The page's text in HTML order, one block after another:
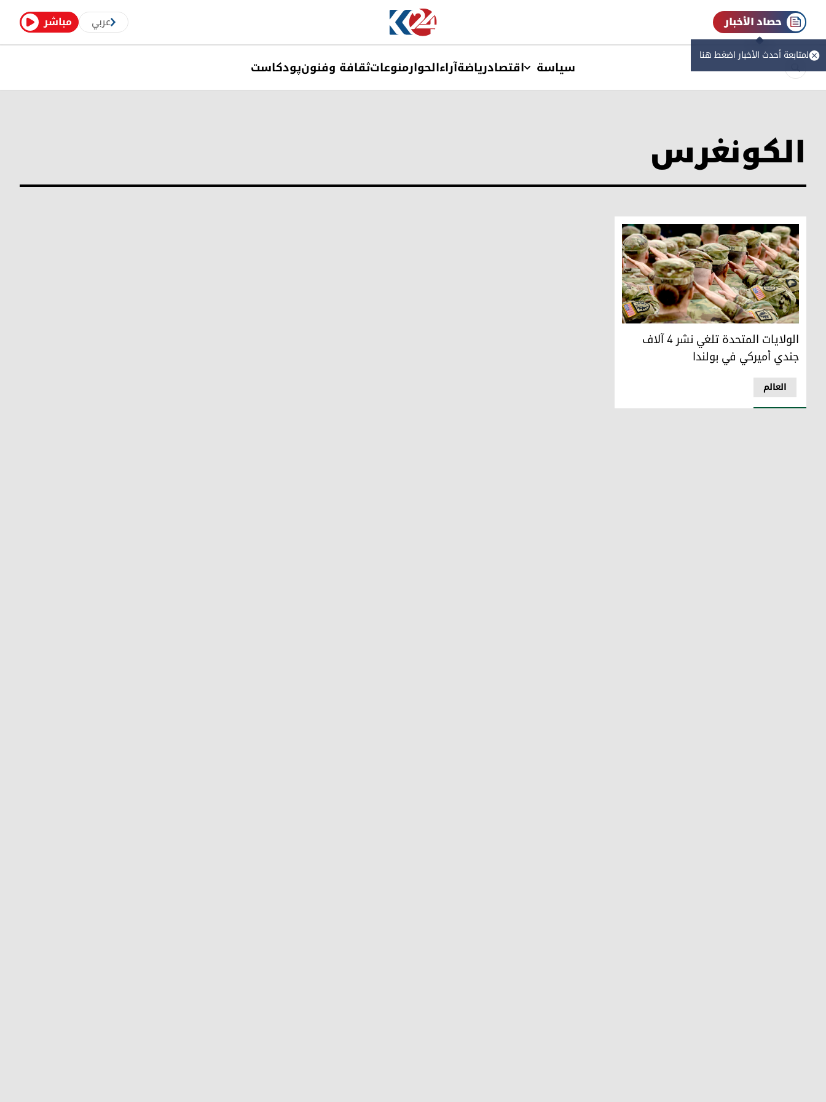
مباشر عربي حصاد الأخبار
لمتابعة أحدث الأخبار اضغط هنا
سیاسة اقتصادریاضةآراءالحوارمنوعاتثقافة وفنونپودکاست
الكونغرس
تعبيرية
العالم
الولايات المتحدة تلغي نشر 4 آلاف
جندي أميركي في بولندا